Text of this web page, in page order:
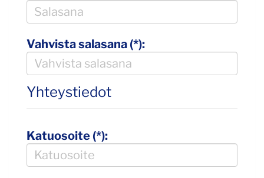
Vahvista salasana (*):
Yhteystiedot
Katuosoite (*):